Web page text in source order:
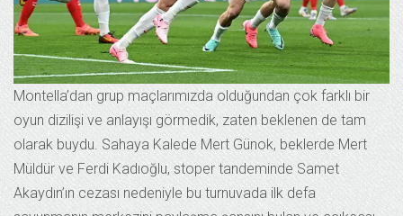
Montella’dan grup maçlarımızda olduğundan çok farklı bir
oyun dizilişi ve anlayışı görmedik, zaten beklenen de tam
olarak buydu. Sahaya Kalede Mert Günok, beklerde Mert
Müldür ve Ferdi Kadıoğlu, stoper tandeminde Samet
Akaydın’ın cezası nedeniyle bu turnuvada ilk defa